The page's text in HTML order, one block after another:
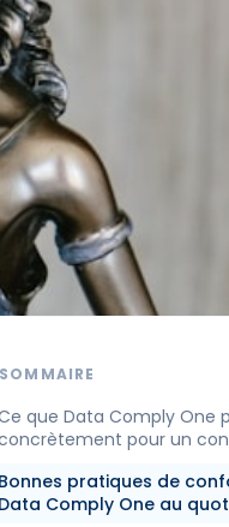
SOMMAIRE
que Data Comply One
pour un
Bonnes pratiques de
Data Comply One au